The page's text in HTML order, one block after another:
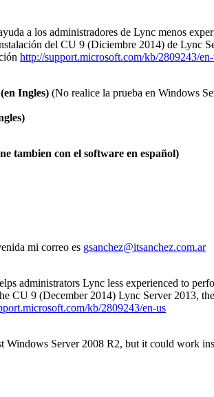
a los administradores de Lync menos
del CU 9 (Diciembre 2014) de Lync
http://support.microsoft.com/kb/2809243/
(en Ingles) (No realice la prueba en Windows
tambien con el software en español)
mi correo es gsanchez@itsanchez.com.ar
administrators Lync less experienced to
CU 9 (December 2014) Lync Server 2013,
kb/2809243/en-us
Windows Server 2008 R2, but it could work